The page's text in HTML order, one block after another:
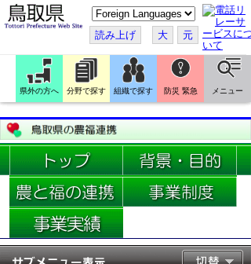
こ
の
ペ
ー
ジ
翻
訳
す
る
読み上げ 大 元
県外の方へ 分野で探す 組織で探す 防災 緊急 メニュー